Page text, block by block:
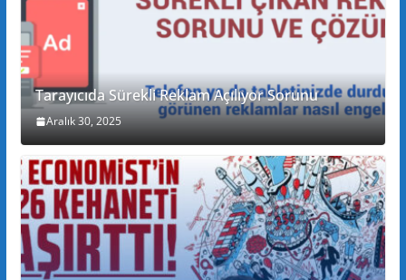
Tarayıcıda Sürekli Reklam Açılıyor Sorunu
Aralık 30, 2025